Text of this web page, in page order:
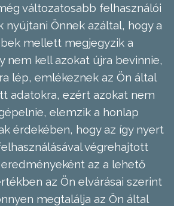
változatosabb felhasználói
Önnek azáltal, hogy a
mellett megjegyzik a
nem kell azokat újra bevinnie,
lép, emlékeznek az Ön által
adatokra, ezért azokat nem
elemzik a honlap
érdekében, hogy az így nyert
végrehajtott
az a lehető
az Ön elvárásai szerint
megtalálja az Ön által